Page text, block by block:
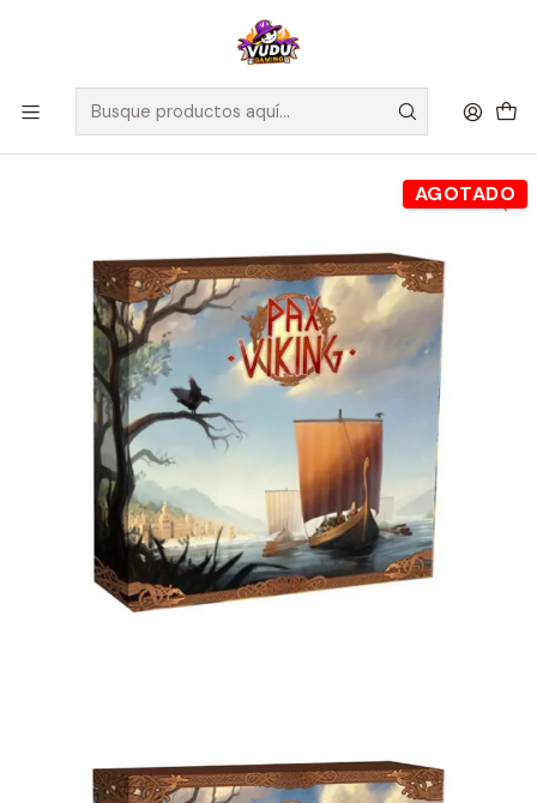
🚀 ¡Despachamos a todo Chile! Envío GRATIS a Regiones sobre
$100.000 y a RM sobre $35.000
Inicio Juegos de Mesa Editorial MasQueOca
Pak Viking - Español
AGOTADO